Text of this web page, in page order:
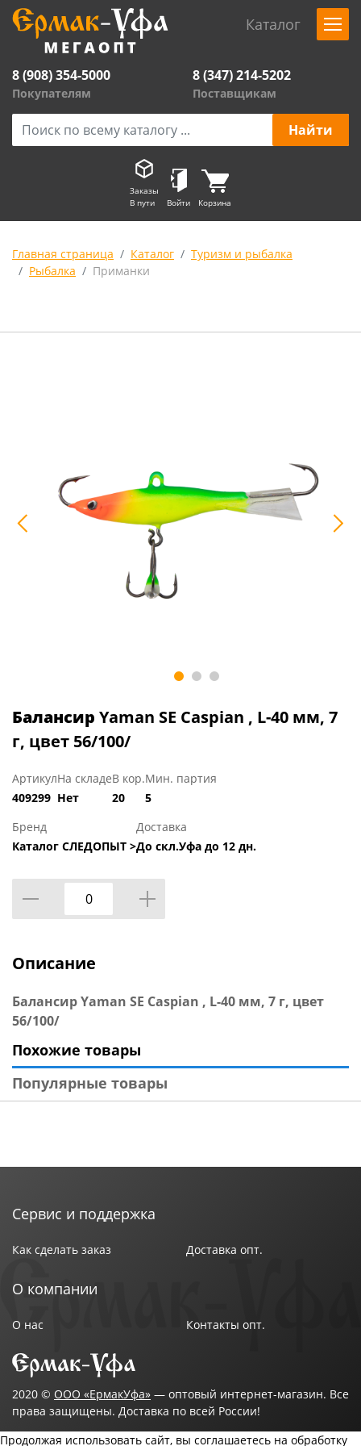
Каталог
8 (908) 354-5000
Покупателям
8 (347) 214-5202
Поставщикам
Заказы
В пути
Войти Корзина
Главная страница Каталог
Туризм и рыбалка
Рыбалка
Приманки
Балансир Yaman SE Caspian , L-40 мм, 7
г, цвет 56/100/
Артикул
409299
На складе
Нет
В кор.
20
Мин. партия
5
Бренд
Каталог СЛЕДОПЫТ >
Доставка
До скл.Уфа до 12 дн.
Описание
Балансир Yaman SE Caspian , L-40 мм, 7 г, цвет
56/100/
Похожие товары
Популярные товары
Сервис и поддержка
Как сделать заказ Доставка опт.
О компании
О нас Контакты опт.
2020 © ООО «ЕрмакУфа» — оптовый интернет-магазин. Все
права защищены. Доставка по всей России!
Продолжая использовать сайт, вы соглашаетесь на обработку